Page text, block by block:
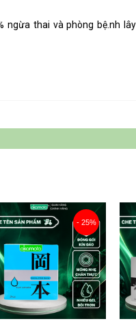
ngừa thai và phòng bệ.nh lây
- 25%